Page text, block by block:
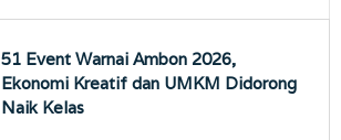
51 Event Warnai Ambon 2026,
Ekonomi Kreatif dan UMKM Didorong
Naik Kelas